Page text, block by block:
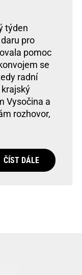
týden
pro
pomoc
se
radní
Vysočina a
rozhovor,
ČÍST DÁLE